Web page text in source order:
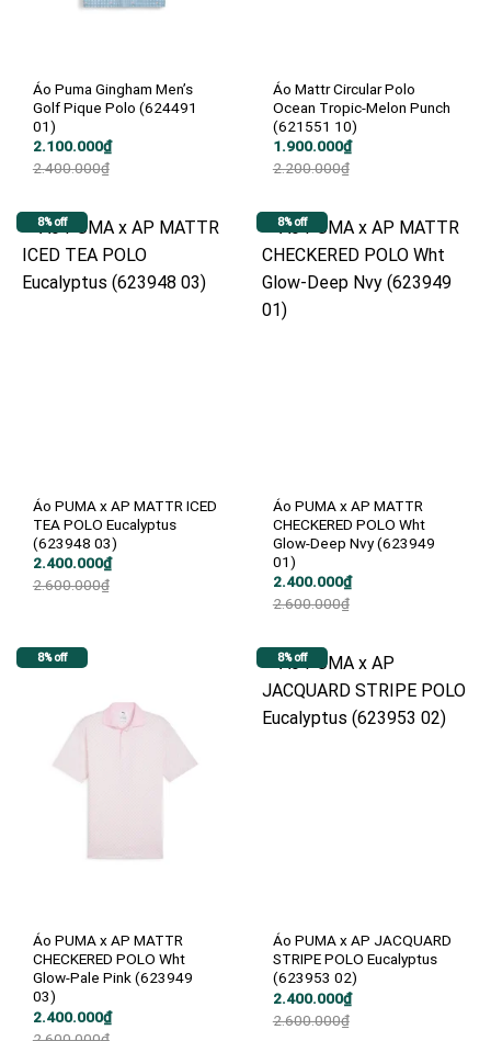
Áo Puma Gingham Men’s
Golf Pique Polo (624491
01)
2.400.000₫
Giá
gốc
là:
2.100.000₫
Giá
hiện
tại
Áo Mattr Circular Polo
Ocean Tropic-Melon Punch
(621551 10)
2.200.000₫
Giá
gốc
là:
1.900.000₫
Giá
hiện
tại
8% off
Áo PUMA x AP MATTR ICED
TEA POLO Eucalyptus
(623948 03)
2.600.000₫
Giá
là:
2.400.000₫
Giá
tại
8% off
Áo PUMA x AP MATTR
CHECKERED POLO Wht
Glow-Deep Nvy (623949
01)
2.600.000₫
Giá
là:
2.400.000₫
Giá
tại
8% off
Áo PUMA x AP MATTR
CHECKERED POLO Wht
Glow-Pale Pink (623949
03)
Giá
2.400.000₫
Giá
8% off
Áo PUMA x AP JACQUARD
STRIPE POLO Eucalyptus
(623953 02)
2.600.000₫
Giá
là:
2.400.000₫
Giá
tại